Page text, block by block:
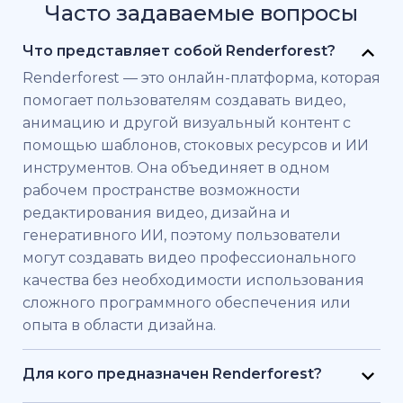
Часто задаваемые вопросы
Что представляет собой Renderforest?
Renderforest — это онлайн-платформа, которая
помогает пользователям создавать видео,
анимацию и другой визуальный контент с
помощью шаблонов, стоковых ресурсов и ИИ
инструментов. Она объединяет в одном
рабочем пространстве возможности
редактирования видео, дизайна и
генеративного ИИ, поэтому пользователи
могут создавать видео профессионального
качества без необходимости использования
сложного программного обеспечения или
опыта в области дизайна.
Для кого предназначен Renderforest?